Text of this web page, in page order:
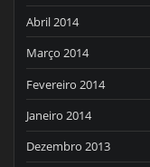
Abril 2014
Março 2014
Fevereiro 2014
Janeiro 2014
Dezembro 2013